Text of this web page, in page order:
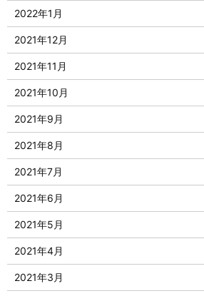
2022年1月
2021年12月
2021年11月
2021年10月
2021年9月
2021年8月
2021年7月
2021年6月
2021年5月
2021年4月
2021年3月